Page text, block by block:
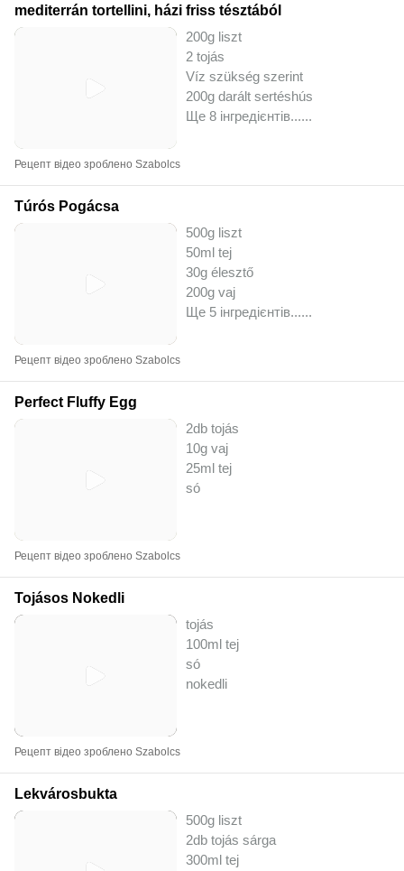
mediterrán tortellini, házi friss tésztából
200g liszt
2 tojás
Víz szükség szerint
200g darált sertéshús
Ще 8 інгредієнтів......
Рецепт відео зроблено Szabolcs
Túrós Pogácsa
500g liszt
50ml tej
30g élesztő
200g vaj
Ще 5 інгредієнтів......
Рецепт відео зроблено Szabolcs
Perfect Fluffy Egg
2db tojás
10g vaj
25ml tej
só
Рецепт відео зроблено Szabolcs
Tojásos Nokedli
tojás
100ml tej
só
nokedli
Рецепт відео зроблено Szabolcs
Lekvárosbukta
500g liszt
2db tojás sárga
300ml tej